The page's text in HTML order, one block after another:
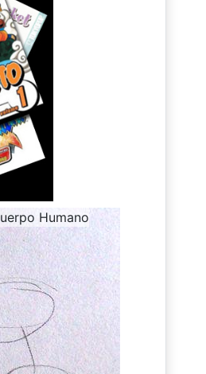
Humano